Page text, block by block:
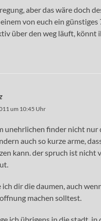
aber das wäre doch
von euch ein
über den weg läuft, könnt
um 10:45 Uhr
unehrlichen finder nicht nur
auch so kurze arme,
kann. der spruch ist nicht
dir die daumen, auch
machen solltest.
ich übrigens in die stadt, in